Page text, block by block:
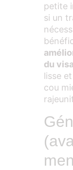
petite
si un
du
lisse
cou